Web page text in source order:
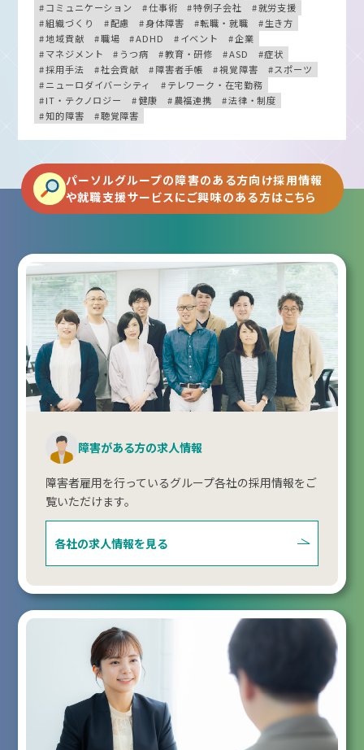
コミュニケーション
仕事術 特例子会社
就労支援
組織づくり
配慮 身体障害 転職・就職
生き方
地域貢献
職場 ADHD イベント
企業
マネジメント
うつ病 教育・研修 ASD
症状
採用手法
社会貢献 障害者手帳 視覚障害
スポーツ
ニューロダイバーシティ
テレワーク・在宅勤務
IT・テクノロジー
健康 農福連携
法律・制度
知的障害
聴覚障害
パーソルグループの障害のある方向け採用情報
や就職支援サービスにご興味のある方はこちら
障害がある方の求人情報
障害者雇用を行っているグループ各社の採用情報をご
覧いただけます。
各社の求人情報を見る